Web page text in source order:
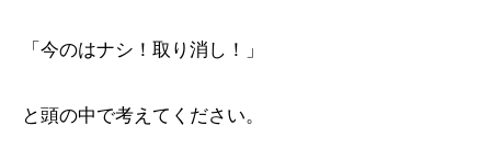
「今のはナシ！取り消し！」
と頭の中で考えてください。